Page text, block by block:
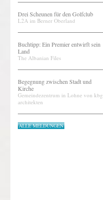
Drei Scheunen für den Golfclub
L2A im Berner Oberland
Buchtipp: Ein Premier entwirft sein
Land
The Albanian Files
Begegnung zwischen Stadt und
Kirche
Gemeindezentrum in Lohne von kbg
architekten
ALLE MELDUNGEN